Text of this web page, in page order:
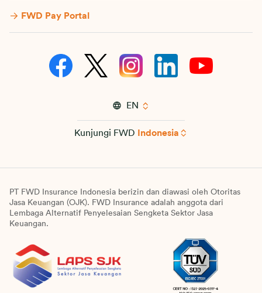
FWD Pay Portal
EN
Kunjungi FWD Indonesia
PT FWD Insurance Indonesia berizin dan diawasi oleh Otoritas
Jasa Keuangan (OJK). FWD Insurance adalah anggota dari
Lembaga Alternatif Penyelesaian Sengketa Sektor Jasa
Keuangan.